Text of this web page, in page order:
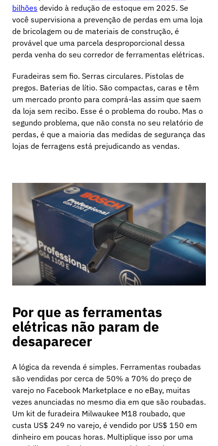
Artigos esportivos
Varejo especializado
Esportes e entretenimento
Hospitalidade e restaurantes
Construtores de acessórios
Bancário
Educação
Etiquetas e destacadores de sensores
Ponto de venda
Suportes para tablets
Entre em contato conosco
Catálogo
Notícias
bilhões devido à redução de estoque em 2025. Se
você supervisiona a prevenção de perdas em uma loja
de bricolagem ou de materiais de construção, é
provável que uma parcela desproporcional dessa
perda venha do seu corredor de ferramentas elétricas.
Furadeiras sem fio. Serras circulares. Pistolas de
pregos. Baterias de lítio. São compactas, caras e têm
um mercado pronto para comprá-las assim que saem
da loja sem recibo. Esse é o problema do roubo. Mas o
segundo problema, que não consta no seu relatório de
perdas, é que a maioria das medidas de segurança das
lojas de ferragens está prejudicando as vendas.
Por que as ferramentas
elétricas não param de
desaparecer
A lógica da revenda é simples. Ferramentas roubadas
são vendidas por cerca de 50% a 70% do preço de
varejo no Facebook Marketplace e no eBay, muitas
vezes anunciadas no mesmo dia em que são roubadas.
Um kit de furadeira Milwaukee M18 roubado, que
custa US$ 249 no varejo, é vendido por US$ 150 em
dinheiro em poucas horas. Multiplique isso por uma